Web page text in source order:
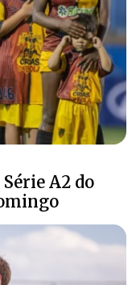
A2 do